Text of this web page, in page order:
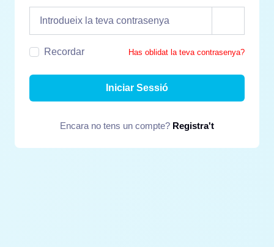
Recordar Has oblidat la teva contrasenya?
Iniciar Sessió
Encara no tens un compte? Registra't